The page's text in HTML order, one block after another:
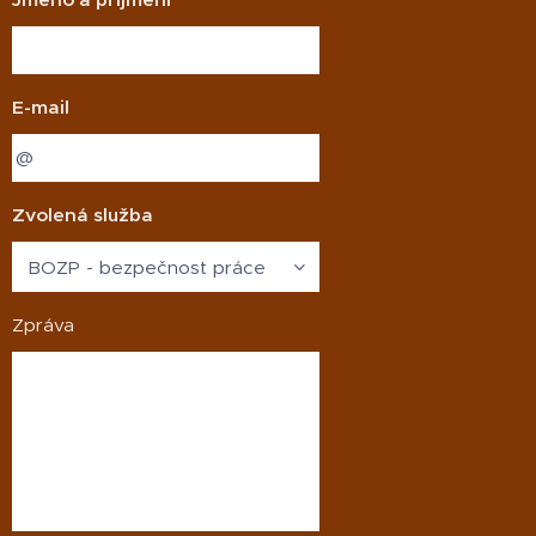
měl tuto
E-mail
Zvolená služba
Zpráva